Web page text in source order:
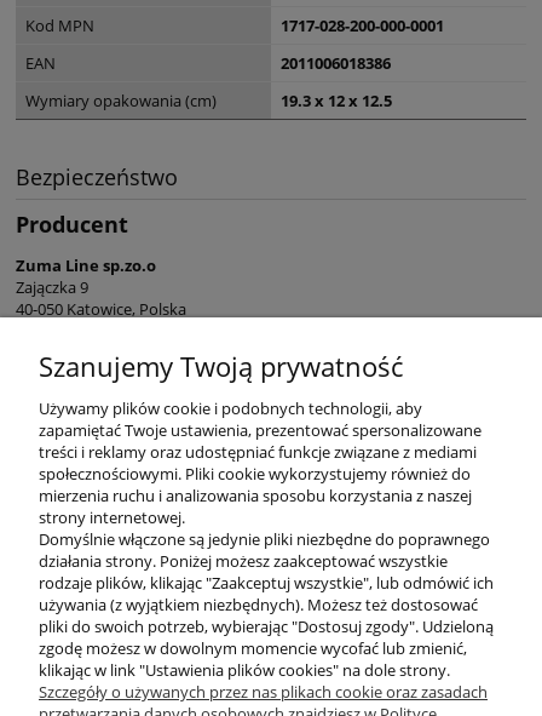
Kod MPN
1717-028-200-000-0001
EAN
2011006018386
Wymiary opakowania (cm)
19.3 x 12 x 12.5
Bezpieczeństwo
Producent
Zuma Line sp.zo.o
Zajączka 9
40-050 Katowice, Polska
+48 32 730 66 10
KONTAKT
DODATKOWE
MOJE KONTO
Szanujemy Twoją prywatność
Używamy plików cookie i podobnych technologii, aby
zapamiętać Twoje ustawienia, prezentować spersonalizowane
treści i reklamy oraz udostępniać funkcje związane z mediami
społecznościowymi. Pliki cookie wykorzystujemy również do
mierzenia ruchu i analizowania sposobu korzystania z naszej
strony internetowej.
Domyślnie włączone są jedynie pliki niezbędne do poprawnego
działania strony. Poniżej możesz zaakceptować wszystkie
rodzaje plików, klikając "Zaakceptuj wszystkie", lub odmówić ich
używania (z wyjątkiem niezbędnych). Możesz też dostosować
pliki do swoich potrzeb, wybierając "Dostosuj zgody". Udzieloną
zgodę możesz w dowolnym momencie wycofać lub zmienić,
klikając w link "Ustawienia plików cookies" na dole strony.
Szczegóły o używanych przez nas plikach cookie oraz zasadach